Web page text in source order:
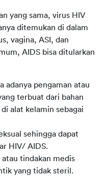
yang sama, virus HIV
ditemukan di dalam
vagina, ASI, dan
AIDS bisa ditularkan
adanya pengaman atau
terbuat dari bahan
alat kelamin sebagai
sehingga dapat
HIV/ AIDS.
tindakan medis
yang tidak steril.